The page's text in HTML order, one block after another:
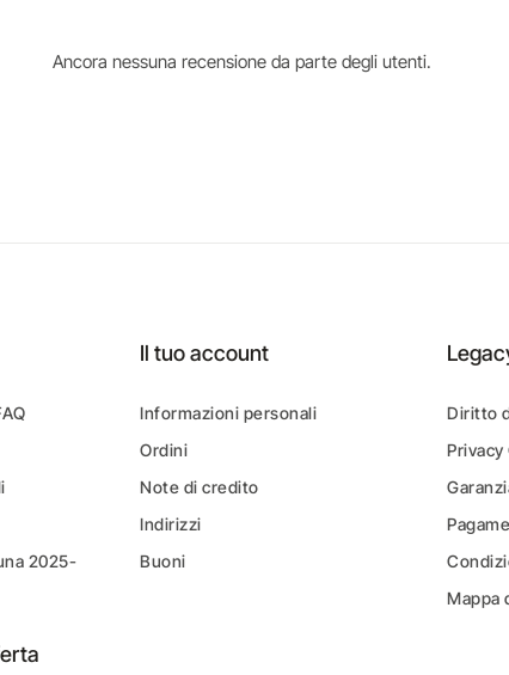
Ancora nessuna recensione da parte degli utenti.
2025-
Il tuo account
Informazioni personali
Ordini
Note di credito
Indirizzi
Buoni
Diritto
Privacy
Mappa